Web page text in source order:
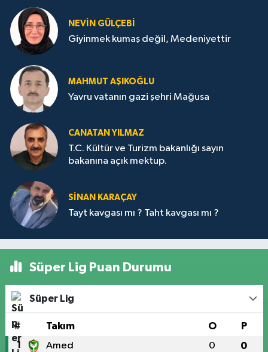
NEVİN GÜLÇEBİ
Giyinmek kumaş değil, Medeniyettir
MAHMUT AŞIKOĞLU
Yavru vatanın gazi şehri Mağusa
CANATAN YILMAZ
T.C. Kültür ve Turizm bakanlığı sayın
bakanına açık mektup.
SİNAN KARAÇAY
Tayt kavgası mı ? Taht kavgası mı ?
Süper Lig Puan Durumu
Süper Lig
# Takım O P
1 Amed 0 0